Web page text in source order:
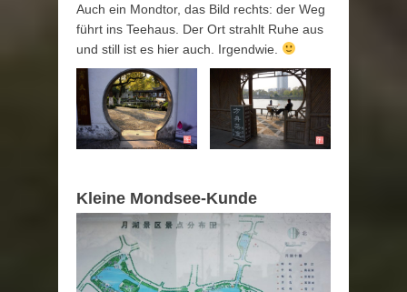
Auch ein Mondtor, das Bild rechts: der Weg
führt ins Teehaus. Der Ort strahlt Ruhe aus
und still ist es hier auch. Irgendwie.
Kleine Mondsee-Kunde